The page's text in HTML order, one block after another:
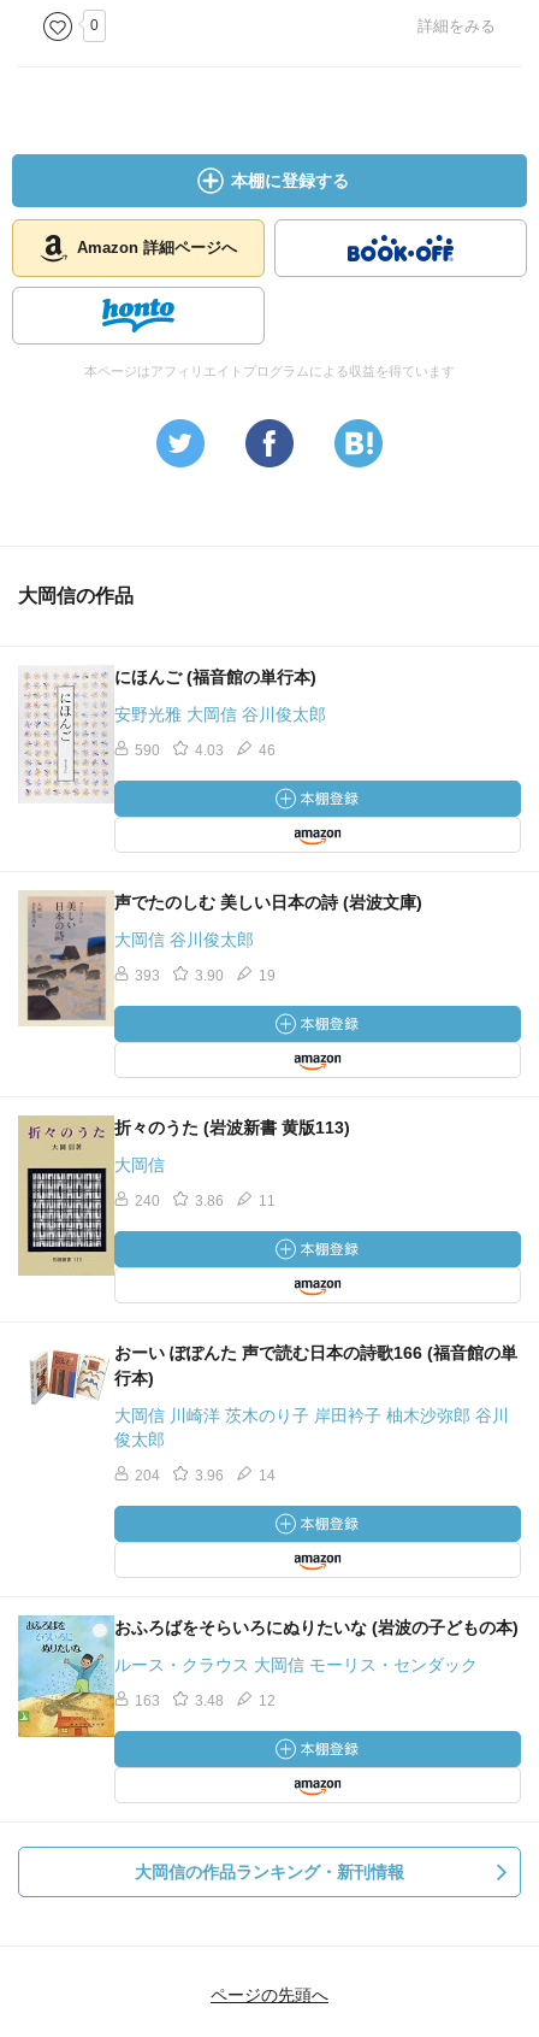
0 詳細をみる
本棚に登録する
Amazon 詳細ページへ
本ページはアフィリエイトプログラムによる収益を得ています
大岡信の作品
にほんご (福音館の単行本)
安野光雅 大岡信 谷川俊太郎
590 4.03 46
声でたのしむ 美しい日本の詩 (岩波文庫)
大岡信 谷川俊太郎
393 3.90 19
折々のうた (岩波新書 黄版113)
大岡信
240 3.86 11
おーい ぽぽんた 声で読む日本の詩歌166 (福音館の単
行本)
大岡信 川崎洋 茨木のり子 岸田衿子 柚木沙弥郎 谷川
俊太郎
204 3.96 14
おふろばをそらいろにぬりたいな (岩波の子どもの本)
ルース・クラウス 大岡信 モーリス・センダック
163 3.48 12
大岡信の作品ランキング・新刊情報
ページの先頭へ